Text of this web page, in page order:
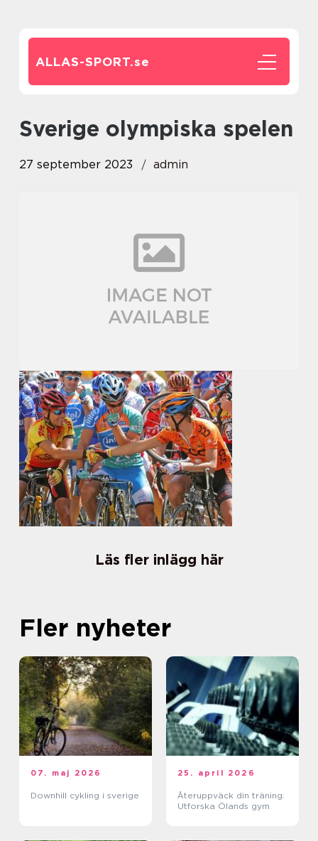
ALLAS-SPORT.se
sverige olympiska spelen
27 september 2023 admin
Läs fler inlägg här
Fler nyheter
07. maj 2026
Downhill cykling i sverige
25. april 2026
Återuppväck din träning:
Utforska Ölands gym